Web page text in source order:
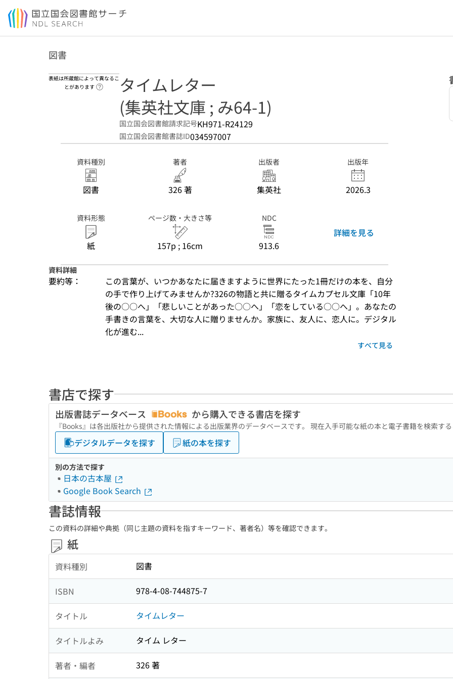
本文へ移動
図書
表紙は所蔵館によって異なるこ
とがあります
ヘルプページへのリンク
タイムレター
(集英社文庫 ; み64-1)
国立国会図書館請求記号KH971-R24129
国立国会図書館書誌ID034597007
資料種別
図書
著者
326 著
出版者
集英社
出版年
2026.3
資料形態
紙
ページ数・大きさ等
157p ; 16cm
NDC
913.6
詳細を見る
資料詳細
要約等：
この言葉が、いつかあなたに届きますように世界にたった1冊だけの本を、自分
の手で作り上げてみませんか?326の物語と共に贈るタイムカプセル文庫「10年
後の○○へ」「悲しいことがあった○○へ」「恋をしている○○へ」。あなたの
手書きの言葉を、大切な人に贈りませんか。家族に、友人に、恋人に。デジタル
化が進む...
すべて見る
書店で探す
出版書誌データベース から購入できる書店を探す
『Books』は各出版社から提供された情報による出版業界のデータベースです。 現在入手可能な紙の本と電子書籍を検索する
デジタルデータを探す 紙の本を探す
別の方法で探す
日本の古本屋
Google Book Search
書誌情報
この資料の詳細や典拠（同じ主題の資料を指すキーワード、著者名）等を確認できます。
紙
資料種別 図書
ISBN 978-4-08-744875-7
タイトル タイムレター
タイトルよみ タイム レター
著者・編者 326 著